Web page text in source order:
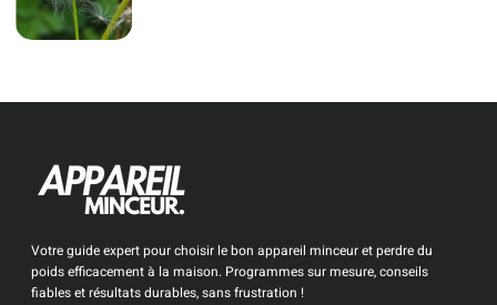
Votre guide expert pour choisir le bon appareil minceur et perdre du
poids efficacement à la maison. Programmes sur mesure, conseils
fiables et résultats durables, sans frustration !